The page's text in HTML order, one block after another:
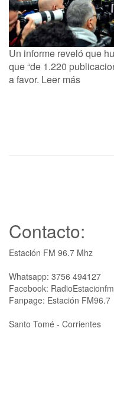
Un informe reveló que
que “de 1.220
a favor. Leer más
Contacto:
Estación FM 96.7 Mhz
Whatsapp: 3756 494127
Facebook:
Fanpage: Estación FM96.7
Santo Tomé - Corrientes